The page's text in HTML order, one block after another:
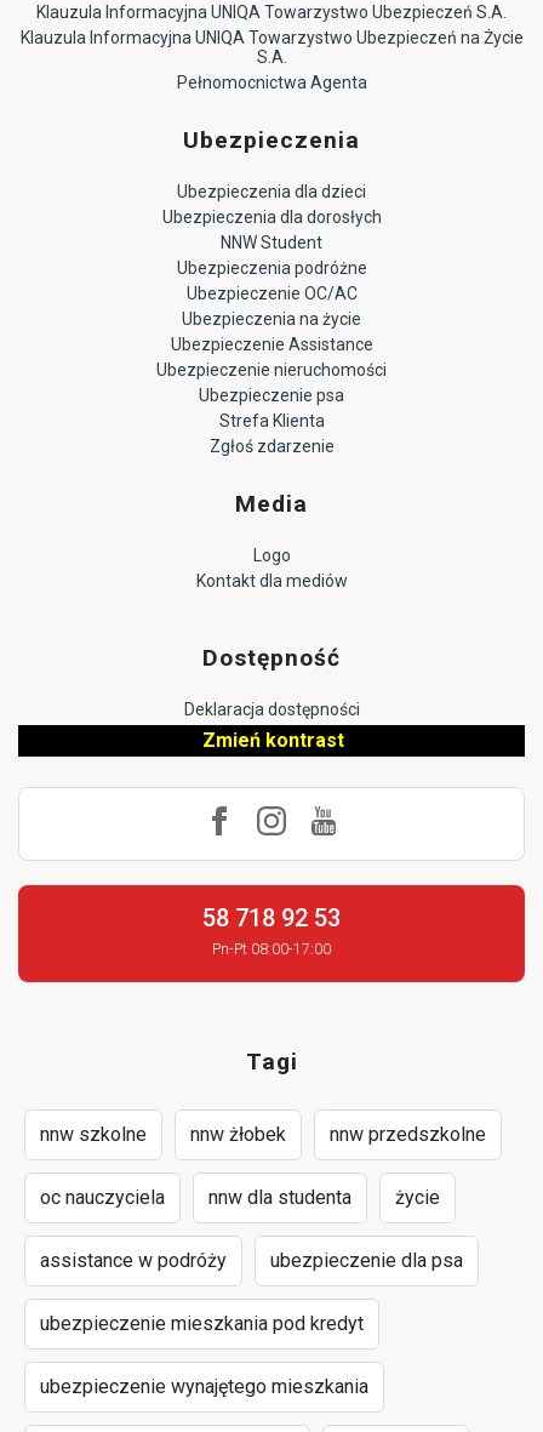
Klauzula Informacyjna UNIQA Towarzystwo Ubezpieczeń S.A.
Klauzula Informacyjna UNIQA Towarzystwo Ubezpieczeń na Życie
S.A.
Pełnomocnictwa Agenta
Ubezpieczenia
Ubezpieczenia dla dzieci
Ubezpieczenia dla dorosłych
NNW Student
Ubezpieczenia podróżne
Ubezpieczenie OC/AC
Ubezpieczenia na życie
Ubezpieczenie Assistance
Ubezpieczenie nieruchomości
Ubezpieczenie psa
Strefa Klienta
Zgłoś zdarzenie
Media
Logo
Kontakt dla mediów
Dostępność
Deklaracja dostępności
Zmień kontrast
58 718 92 53
Pn-Pt 08:00-17:00
Tagi
nnw szkolne nnw żłobek nnw przedszkolne
oc nauczyciela nnw dla studenta życie
assistance w podróży ubezpieczenie dla psa
ubezpieczenie mieszkania pod kredyt
ubezpieczenie wynajętego mieszkania